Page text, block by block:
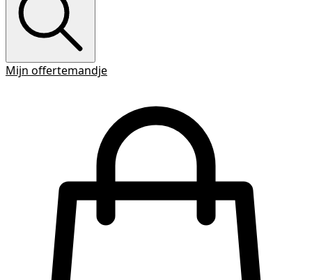
Mijn offertemandje